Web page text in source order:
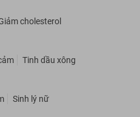
cholesterol
Tinh dầu xông
Sinh lý nữ